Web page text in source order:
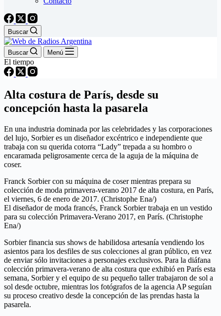
Buscar
Buscar Menú
El tiempo
Alta costura de París, desde su
concepción hasta la pasarela
En una industria dominada por las celebridades y las corporaciones
del lujo, Sorbier es un diseñador excéntrico e independiente que
trabaja con su querida cotorra “Lady” trepada a su hombro o
encaramada peligrosamente cerca de la aguja de la máquina de
coser.
Franck Sorbier con su máquina de coser mientras prepara su
colección de moda primavera-verano 2017 de alta costura, en París,
el viernes, 6 de enero de 2017. (Christophe Ena/)
El diseñador de moda francés, Franck Sorbier trabaja en un vestido
para su colección Primavera-Verano 2017, en París. (Christophe
Ena/)
Sorbier financia sus shows de habilidosa artesanía vendiendo los
asientos para los desfiles de sus colecciones al gran público, en vez
de enviar sólo invitaciones a personajes exclusivos. Para la diáfana
colección primavera-verano de alta costura que exhibió en París esta
semana, Sorbier y el equipo de su pequeño taller trabajaron de sol a
sol desde octubre, mientras los fotógrafos de la agencia AP seguían
su proceso creativo desde la concepción de las prendas hasta la
pasarela.